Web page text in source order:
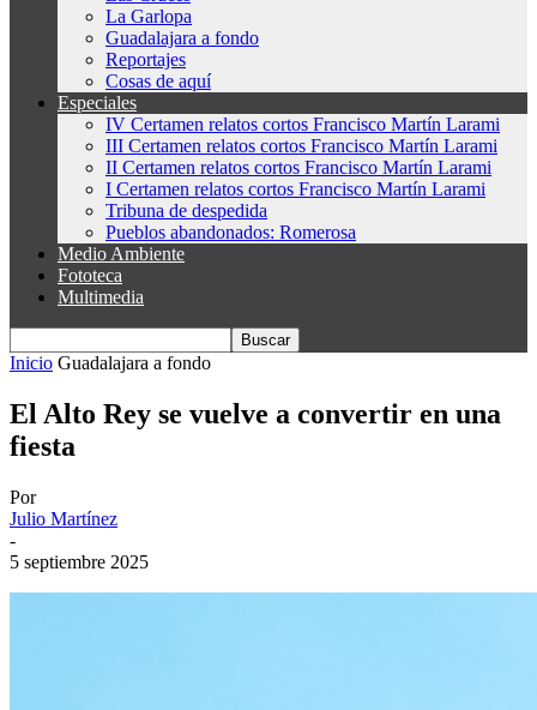
La Garlopa
Guadalajara a fondo
Reportajes
Cosas de aquí
Especiales
IV Certamen relatos cortos Francisco Martín Larami
III Certamen relatos cortos Francisco Martín Larami
II Certamen relatos cortos Francisco Martín Larami
I Certamen relatos cortos Francisco Martín Larami
Tribuna de despedida
Pueblos abandonados: Romerosa
Medio Ambiente
Fototeca
Multimedia
Inicio Guadalajara a fondo
El Alto Rey se vuelve a convertir en una
fiesta
Por
Julio Martínez
-
5 septiembre 2025